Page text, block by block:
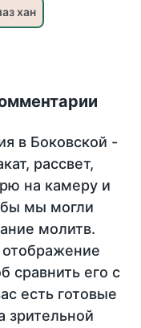
хан
в Боковской -
рассвет,
на камеру и
мы могли
молитв.
сравнить его с
есть готовые
зрительной